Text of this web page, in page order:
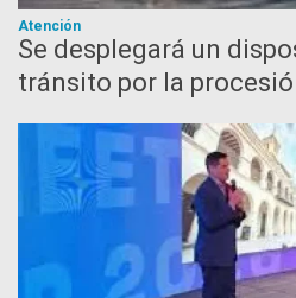
Atención
Se desplegará un
tránsito por la